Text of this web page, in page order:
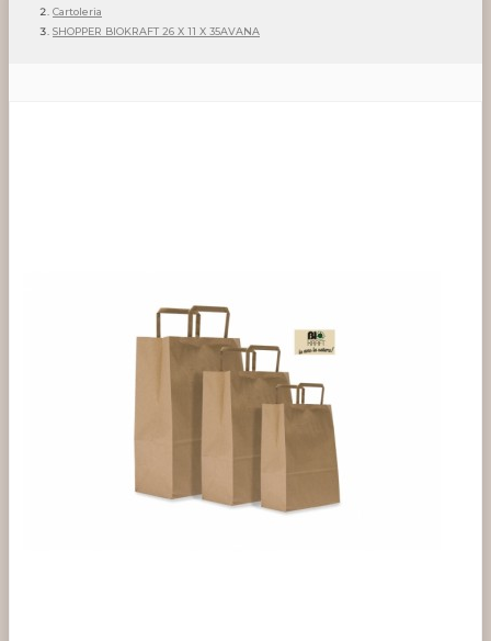
Cartoleria
SHOPPER BIOKRAFT 26 X 11 X 35AVANA